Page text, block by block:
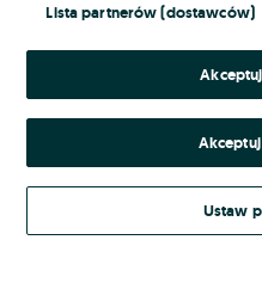
Kontynuując za pośrednictwem
Regulamin serwisu
Lista partnerów (dostawców)
Ustaw